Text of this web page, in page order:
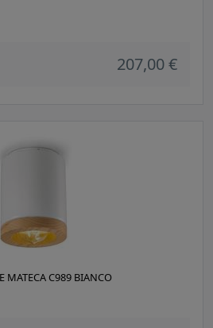
207,00 €
MATECA C989 BIANCO